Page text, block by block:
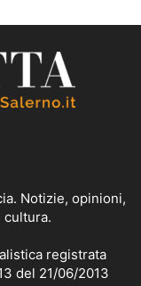
Notizie, opinioni,
cultura.
registrata
del 21/06/2013